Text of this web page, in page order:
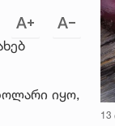
იყო,
13